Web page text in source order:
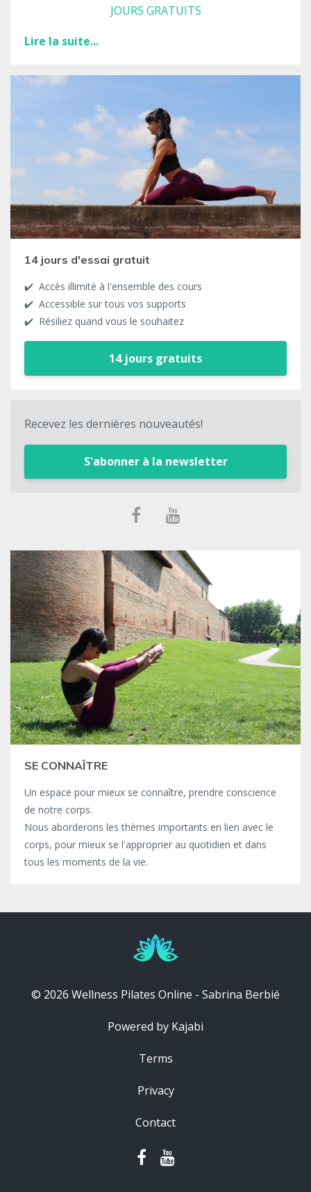
JOURS GRATUITS
Lire la suite...
14 jours d'essai gratuit
✔️ Accès illimité à l'ensemble des cours
✔️ Accessible sur tous vos supports
✔️ Résiliez quand vous le souhaitez
14 jours gratuits
Recevez les dernières nouveautés!
S'abonner à la newsletter
SE CONNAÎTRE
Un espace pour mieux se connaître, prendre conscience
de notre corps.
Nous aborderons les thèmes importants en lien avec le
corps, pour mieux se l'approprier au quotidien et dans
tous les moments de la vie.
© 2026 Wellness Pilates Online - Sabrina Berbié
Powered by Kajabi
Terms
Privacy
Contact